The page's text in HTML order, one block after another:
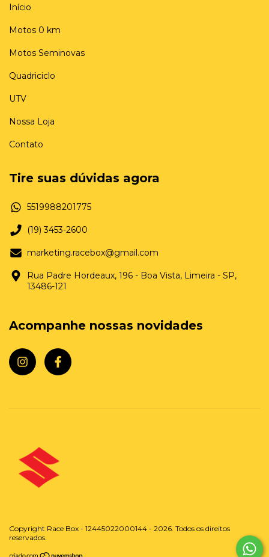
Início
Motos 0 km
Motos Seminovas
Quadriciclo
UTV
Nossa Loja
Contato
Tire suas dúvidas agora
5519988201775
(19) 3453-2600
marketing.racebox@gmail.com
Rua Padre Hordeaux, 196 - Boa Vista, Limeira - SP,
13486-121
Acompanhe nossas novidades
Copyright Race Box - 12445022000144 - 2026. Todos os direitos
reservados.